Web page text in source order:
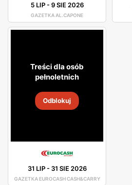
5 LIP-9 SIE 2026
GAZETKA AL.CAPONE
Treści dla osób
pełnoletnich
Odblokuj
31 LIP- 31 SIE 2026
GAZETKA EUROCASH CASH&CARRY